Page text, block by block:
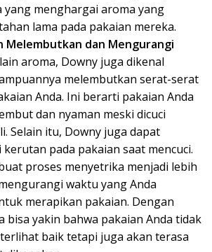
yang menghargai aroma yang
lama pada pakaian mereka.
Melembutkan dan Mengurangi
aroma, Downy juga dikenal
melembutkan serat-serat
Anda. Ini berarti pakaian Anda
dan nyaman meski dicuci
Selain itu, Downy juga dapat
pada pakaian saat mencuci.
proses menyetrika menjadi lebih
waktu yang Anda
merapikan pakaian. Dengan
bisa yakin bahwa pakaian Anda tidak
baik tetapi juga akan terasa